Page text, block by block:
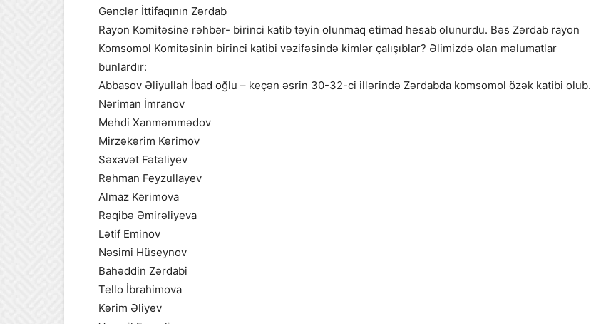
Gənclər İttifaqının Zərdab
Rayon Komitəsinə rəhbər- birinci katib təyin olunmaq etimad hesab olunurdu. Bəs Zərdab rayon
Komsomol Komitəsinin birinci katibi vəzifəsində kimlər çalışıblar? Əlimizdə olan məlumatlar
bunlardır:
Abbasov Əliyullah İbad oğlu – keçən əsrin 30-32-ci illərində Zərdabda komsomol özək katibi olub.
Nəriman İmranov
Mehdi Xanməmmədov
Mirzəkərim Kərimov
Səxavət Fətəliyev
Rəhman Feyzullayev
Almaz Kərimova
Rəqibə Əmirəliyeva
Lətif Eminov
Nəsimi Hüseynov
Bahəddin Zərdabi
Tello İbrahimova
Kərim Əliyev